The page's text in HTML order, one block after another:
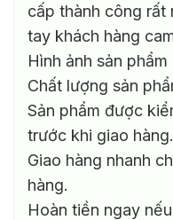
cấp thành công rất
tay khách hàng
Hình ảnh sản
Chất lượng sản
Sản phẩm được
trước khi giao hàng.
Giao hàng nhanh
hàng.
Hoàn tiền ngay